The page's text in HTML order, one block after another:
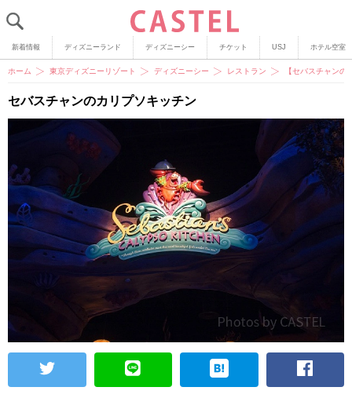
新着情報 ディズニーランド ディズニーシー チケット USJ ホテル空室
ホーム 東京ディズニーリゾート ディズニーシー レストラン 【セバスチャン
セバスチャンのカリプソキッチン